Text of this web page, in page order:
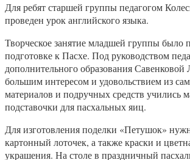
Для ребят старшей группы педагогом
проведен урок английского языка.
Творческое занятие младшей группы было
подготовке к Пасхе. Под руководством
дополнительного образования
большим интересом и удовольствием из
материалов и подручных средств учились
подставочки для пасхальных яиц.
Для изготовления поделки «Петушок»
картонный лоточек, а также краски и
украшения. На столе в праздничный